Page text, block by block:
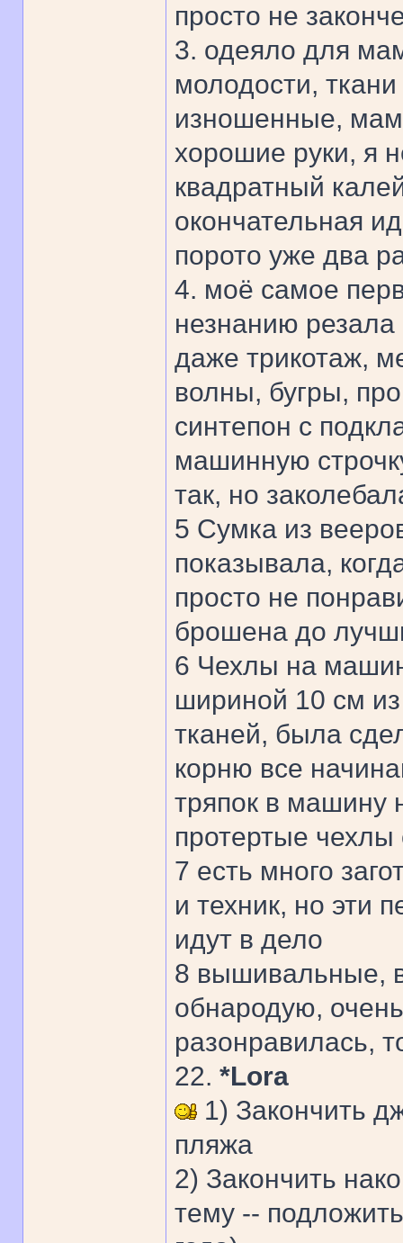
просто не
3. одеяло для
молодости,
изношенные,
хорошие руки, я
квадратный
окончательная
порото уже два
4. моё самое
незнанию резала
даже трикотаж,
волны, бугры,
синтепон с
машинную
так, но
5 Сумка из
показывала,
просто не
брошена до
6 Чехлы на
шириной 10 см
тканей, была
корню все
тряпок в машину
протертые
7 есть много
и техник, но эти
идут в дело
8 вышивальные,
обнародую,
разонравилась,
22. *Lora
1) Закончить
пляжа
2) Закончить
тему --